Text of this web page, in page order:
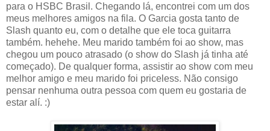
para o HSBC Brasil. Chegando lá, encontrei com um dos
meus melhores amigos na fila. O Garcia gosta tanto de
Slash quanto eu, com o detalhe que ele toca guitarra
também. hehehe. Meu marido também foi ao show, mas
chegou um pouco atrasado (o show do Slash já tinha até
começado). De qualquer forma, assistir ao show com meu
melhor amigo e meu marido foi priceless. Não consigo
pensar nenhuma outra pessoa com quem eu gostaria de
estar alí. :)